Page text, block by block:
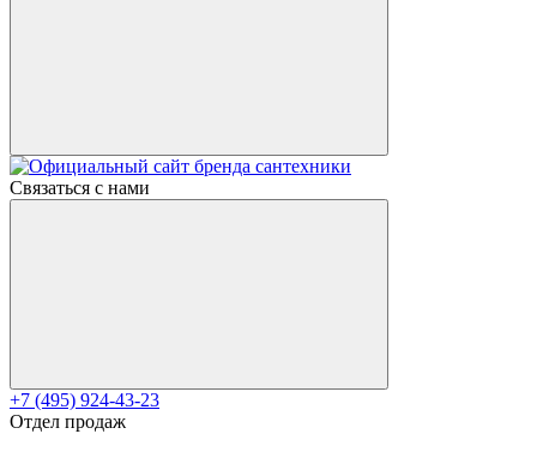
Связаться с нами
+7 (495) 924-43-23
Отдел продаж